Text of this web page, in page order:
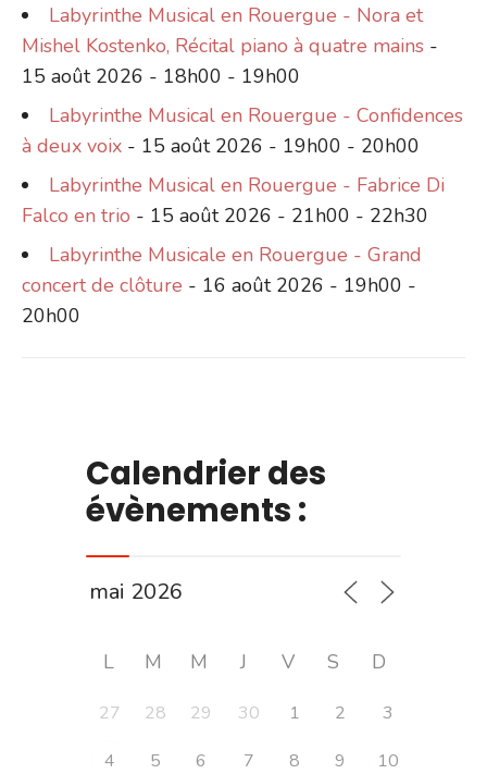
Labyrinthe Musical en Rouergue - Nora et
Mishel Kostenko, Récital piano à quatre mains -
15 août 2026 - 18h00 - 19h00
Labyrinthe Musical en Rouergue - Confidences
à deux voix - 15 août 2026 - 19h00 - 20h00
Labyrinthe Musical en Rouergue - Fabrice Di
Falco en trio - 15 août 2026 - 21h00 - 22h30
Labyrinthe Musicale en Rouergue - Grand
concert de clôture - 16 août 2026 - 19h00 -
20h00
Calendrier des
évènements :
L M M J V S D
27 28 29 30 1 2
3
4
5 6 7 8 9
10